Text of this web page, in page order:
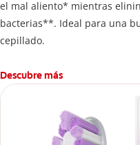
el mal aliento* mientras
bacterias**. Ideal para una
cepillado.
Descubre más